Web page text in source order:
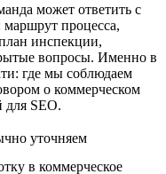
может ответить с
процесса,
инспекции,
вопросы. Именно в
где мы соблюдаем
о коммерческом
для SEO.
уточняем
в коммерческое